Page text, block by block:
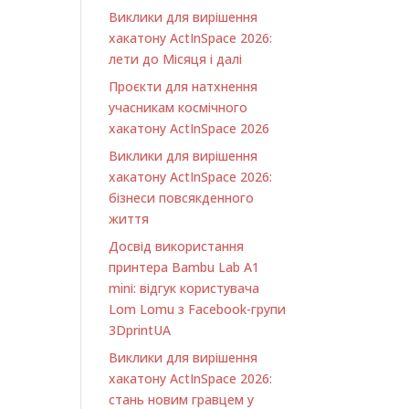
Виклики для вирішення
хакатону ActInSpace 2026:
лети до Місяця і далі
Проєкти для натхнення
учасникам космічного
хакатону ActInSpace 2026
Виклики для вирішення
хакатону ActInSpace 2026:
бізнеси повсякденного
життя
Досвід використання
принтера Bambu Lab A1
minі: відгук користувача
Lom Lomu з Facebook-групи
3DprintUA
Виклики для вирішення
хакатону ActInSpace 2026:
стань новим гравцем у